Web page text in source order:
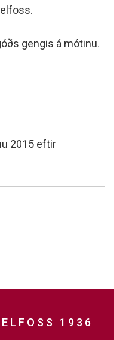
gengis á mótinu.
2015 eftir
1936